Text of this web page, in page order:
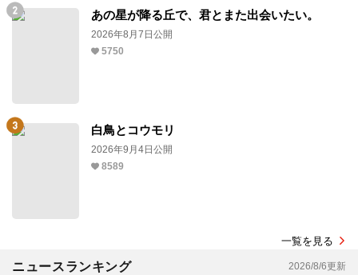
あの星が降る丘で、君とまた出会いたい。
2026年8月7日公開
5750
白鳥とコウモリ
2026年9月4日公開
8589
一覧を見る
ニュースランキング 2026/8/6更新